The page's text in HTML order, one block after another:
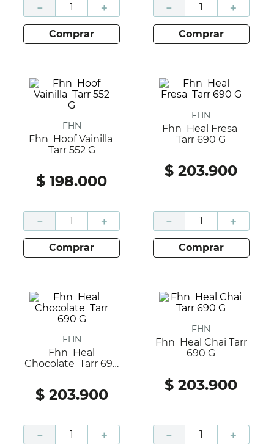
＋
－
comprar
＋
－
comprar
FHN
Fhn Hoof Vainilla
Tarr 552 G
$ 198.000
＋
－
comprar
FHN
Fhn Heal Fresa
Tarr 690 G
$ 203.900
＋
－
comprar
FHN
Fhn Heal
Chocolate Tarr 690
$ 203.900
＋
－
FHN
Fhn Heal Chai Tarr
690 G
$ 203.900
＋
－